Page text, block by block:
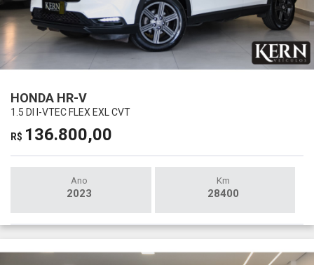
HONDA HR-V
1.5 DI I-VTEC FLEX EXL CVT
R$ 136.800,00
Ano
2023
Km
28400